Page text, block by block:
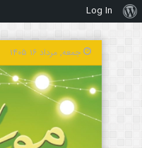
درباره
وردپرس
Log In
جمعه, مرداد ۱۶ ۱۴۰۵